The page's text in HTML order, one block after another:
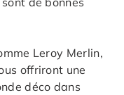
Leroy Merlin,
offriront une
déco dans